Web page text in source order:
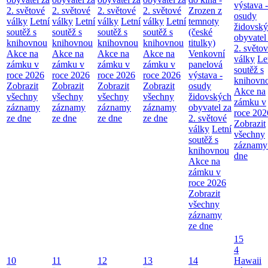
2. světové
války Letní
soutěž s
knihovnou
Akce na
zámku v
roce 2026
Zobrazit
všechny
záznamy
ze dne
2. světové
války Letní
soutěž s
knihovnou
Akce na
zámku v
roce 2026
Zobrazit
všechny
záznamy
ze dne
2. světové
války Letní
soutěž s
knihovnou
Akce na
zámku v
roce 2026
Zobrazit
všechny
záznamy
ze dne
2. světové
války Letní
soutěž s
knihovnou
Akce na
zámku v
roce 2026
Zobrazit
všechny
záznamy
ze dne
Zrozen z
temnoty
(české
titulky)
Venkovní
panelová
výstava -
osudy
židovských
obyvatel za
2. světové
války Letní
soutěž s
knihovnou
Akce na
zámku v
roce 2026
Zobrazit
všechny
záznamy
ze dne
výstava -
osudy
obyvatel
2.
války
soutěž s
Akce na
zámku v
roce
Zobrazit
všechny
dne
10
11
12
13
14
15
4
Hawaii